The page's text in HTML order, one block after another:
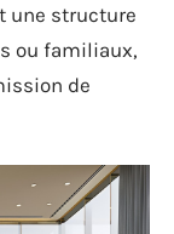
une structure
ou familiaux,
de